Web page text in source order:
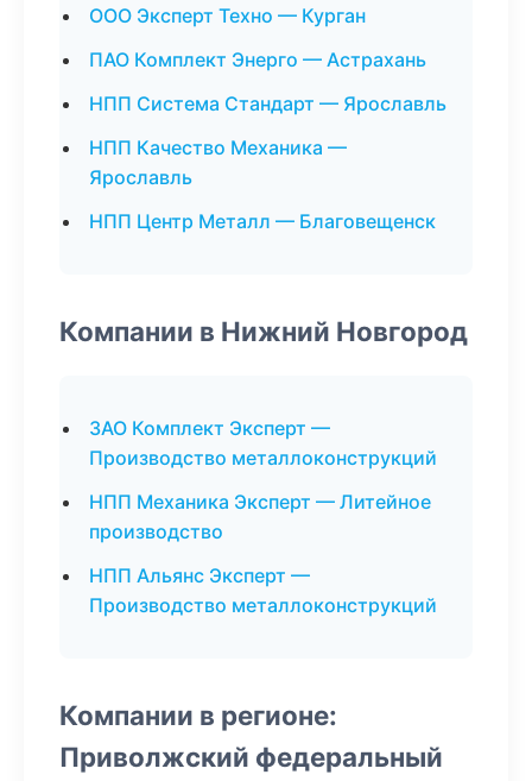
ООО Эксперт Техно — Курган
ПАО Комплект Энерго — Астрахань
НПП Система Стандарт — Ярославль
НПП Качество Механика —
Ярославль
НПП Центр Металл — Благовещенск
Компании в Нижний Новгород
ЗАО Комплект Эксперт —
Производство металлоконструкций
НПП Механика Эксперт — Литейное
производство
НПП Альянс Эксперт —
Производство металлоконструкций
Компании в регионе:
Приволжский федеральный